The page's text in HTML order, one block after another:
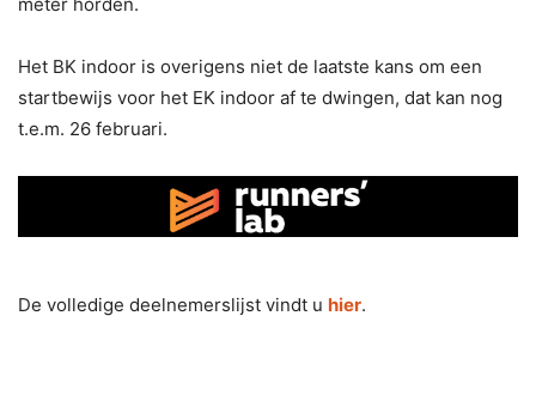
meter horden.
Het BK indoor is overigens niet de laatste kans om een
startbewijs voor het EK indoor af te dwingen, dat kan nog
t.e.m. 26 februari.
De volledige deelnemerslijst vindt u hier.